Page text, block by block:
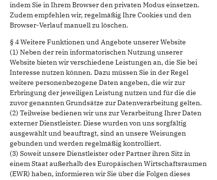
indem Sie in Ihrem Browser den privaten Modus einsetzen.
Zudem empfehlen wir, regelmäßig Ihre Cookies und den
Browser-Verlauf manuell zu löschen.
§ 4 Weitere Funktionen und Angebote unserer Website
(1) Neben der rein informatorischen Nutzung unserer
Website bieten wir verschiedene Leistungen an, die Sie bei
Interesse nutzen können. Dazu müssen Sie in der Regel
weitere personenbezogene Daten angeben, die wir zur
Erbringung der jeweiligen Leistung nutzen und für die die
zuvor genannten Grundsätze zur Datenverarbeitung gelten.
(2) Teilweise bedienen wir uns zur Verarbeitung Ihrer Daten
externer Dienstleister. Diese wurden von uns sorgfältig
ausgewählt und beauftragt, sind an unsere Weisungen
gebunden und werden regelmäßig kontrolliert.
(3) Soweit unsere Dienstleister oder Partner ihren Sitz in
einem Staat außerhalb des Europäischen Wirtschaftsraumen
(EWR) haben, informieren wir Sie über die Folgen dieses